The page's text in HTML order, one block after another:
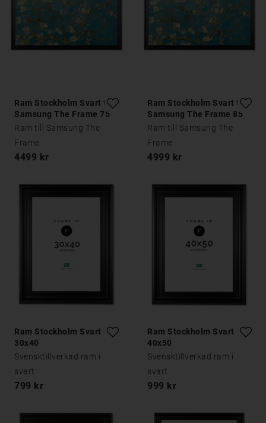
Ram Stockholm Svart till
Samsung The Frame 75
tum
Ram till Samsung The
Frame
4499 kr
Ram Stockholm Svart till
Samsung The Frame 85
tum
Ram till Samsung The
Frame
4999 kr
Ram Stockholm Svart
30x40
Svensktillverkad ram i
svart
799 kr
Ram Stockholm Svart
40x50
Svensktillverkad ram i
svart
999 kr